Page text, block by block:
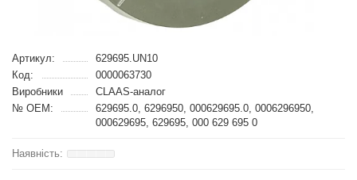
Артикул:
629695.UN10
Код:
0000063730
Виробники
CLAAS-аналог
№ OEM:
629695.0, 6296950, 000629695.0, 0006296950,
000629695, 629695, 000 629 695 0